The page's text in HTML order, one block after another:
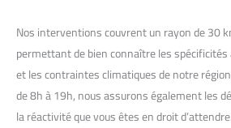
Nos interventions couvrent un rayon de 30
permettant de bien connaître les
et les contraintes climatiques de notre
de 8h à 19h, nous assurons également les
la réactivité que vous êtes en droit d’attendre.